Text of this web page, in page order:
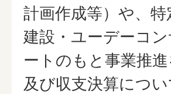
計画作成等）や、
建設・ユーデーコ
ートのもと事業推
及び収支決算につ